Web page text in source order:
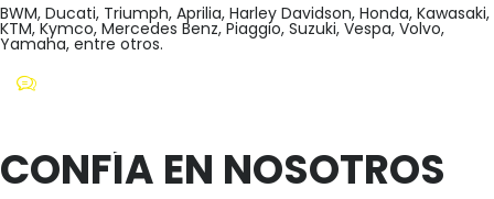
BWM, Ducati, Triumph, Aprilia, Harley Davidson, Honda, Kawasaki,
KTM, Kymco, Mercedes Benz, Piaggio, Suzuki, Vespa, Volvo,
Yamaha, entre otros.
CONFÍA EN NOSOTROS